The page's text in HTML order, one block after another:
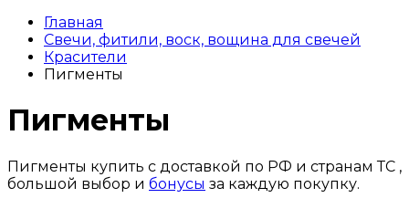
Главная
Свечи, фитили, воск, вощина для свечей
Красители
Пигменты
Пигменты
Пигменты купить с доставкой по РФ и странам ТС ,
большой выбор и бонусы за каждую покупку.